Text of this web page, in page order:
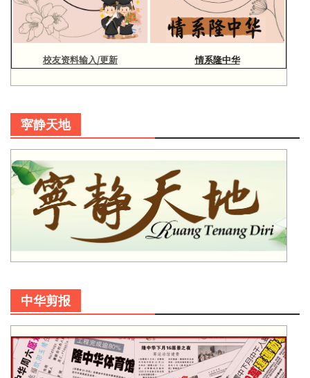
校友资料输入/更新 情系隆中华
寜静天地
中华剪报